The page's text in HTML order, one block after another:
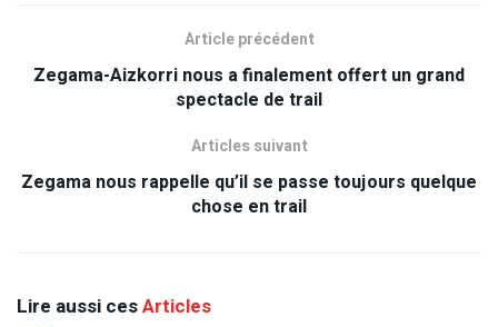
Article précédent
Zegama-Aizkorri nous a finalement offert un grand
spectacle de trail
Articles suivant
Zegama nous rappelle qu’il se passe toujours quelque
chose en trail
Lire aussi cesArticles